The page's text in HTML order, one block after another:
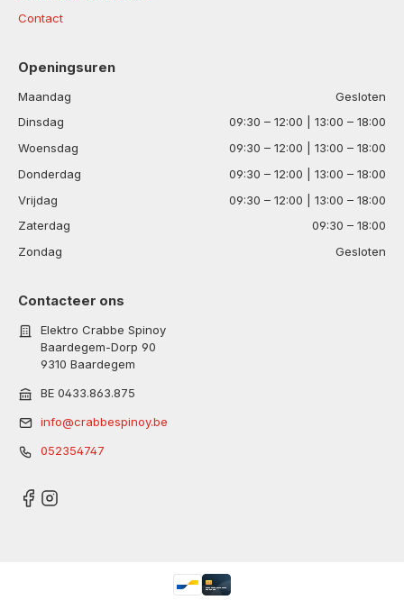
Contact
Openingsuren
Maandag
Gesloten
Dinsdag
09:30 – 12:00 | 13:00 – 18:00
Woensdag
09:30 – 12:00 | 13:00 – 18:00
Donderdag
09:30 – 12:00 | 13:00 – 18:00
Vrijdag
09:30 – 12:00 | 13:00 – 18:00
Zaterdag
09:30 – 18:00
Zondag
Gesloten
Contacteer ons
Elektro Crabbe Spinoy
Baardegem-Dorp 90
9310 Baardegem
BE 0433.863.875
info@crabbespinoy.be
052354747